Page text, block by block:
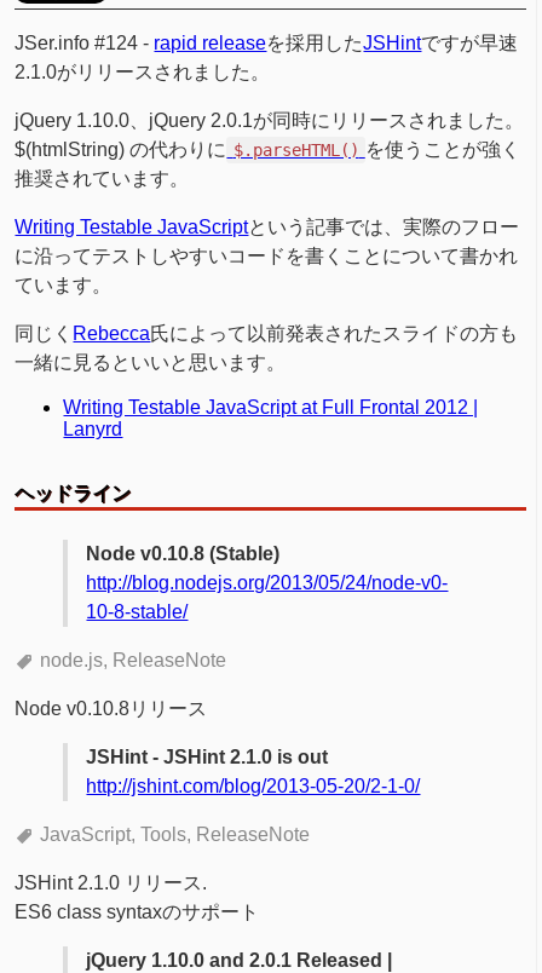
JSer.info #124 - rapid releaseを採用したJSHintですが早速
2.1.0がリリースされました。
jQuery 1.10.0、jQuery 2.0.1が同時にリリースされました。
$(htmlString) の代わりに $.parseHTML() を使うことが強く
推奨されています。
Writing Testable JavaScriptという記事では、実際のフロー
に沿ってテストしやすいコードを書くことについて書かれ
ています。
同じく Rebecca氏によって以前発表されたスライドの方も
一緒に見るといいと思います。
Writing Testable JavaScript at Full Frontal 2012 |
Lanyrd
ヘッドライン
Node v0.10.8 (Stable)
http://blog.nodejs.org/2013/05/24/node-v0-
10-8-stable/
node.js ReleaseNote
Node v0.10.8リリース
JSHint - JSHint 2.1.0 is out
http://jshint.com/blog/2013-05-20/2-1-0/
JavaScript Tools ReleaseNote
JSHint 2.1.0 リリース.
ES6 class syntaxのサポート
jQuery 1.10.0 and 2.0.1 Released |